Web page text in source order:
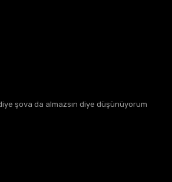
şova da almazsın diye düşünüyorum